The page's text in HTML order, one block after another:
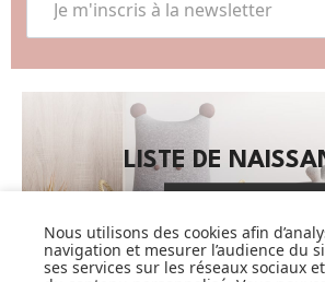
LISTE DE
Nous utilisons des cookies afin
navigation et mesurer l’audience du
ses services sur les réseaux sociaux